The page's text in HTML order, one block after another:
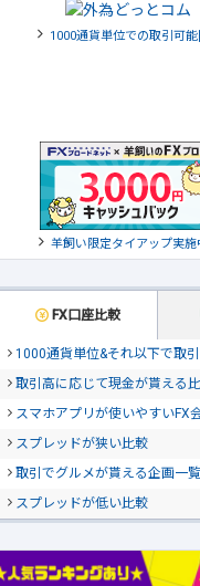
1000通貨単位での取引可能
羊飼い限定タイアップ実施
FX口座比較
1000通貨単位&それ以下で取
取引高に応じて現金が貰える
スマホアプリが使いやすいFX
スプレッドが狭い比較
取引でグルメが貰える企画一覧
スプレッドが低い比較